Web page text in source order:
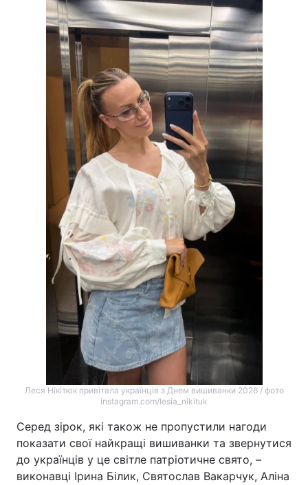
Леся Нікітюк привітала українців з Днем вишиванки 2026 / фото
instagram.com/lesia_nikituk
Серед зірок, які також не пропустили нагоди
показати свої найкращі вишиванки та звернутися
до українців у це світле патріотичне свято, –
виконавці Ірина Білик, Святослав Вакарчук, Аліна